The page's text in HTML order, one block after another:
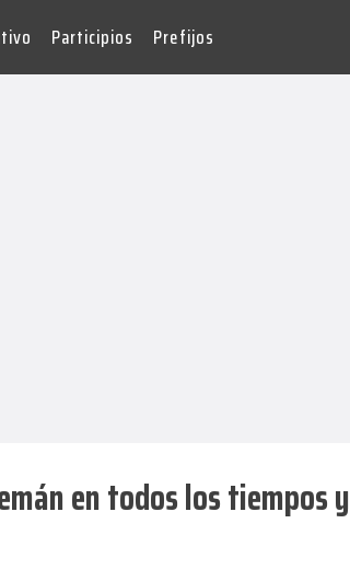
Participios Prefijos
en todos los tiempos y